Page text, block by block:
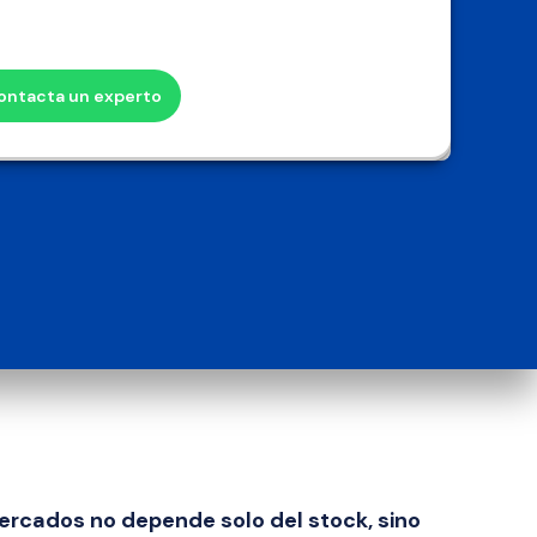
con
de frío y
un experto
no depende solo del stock, sino